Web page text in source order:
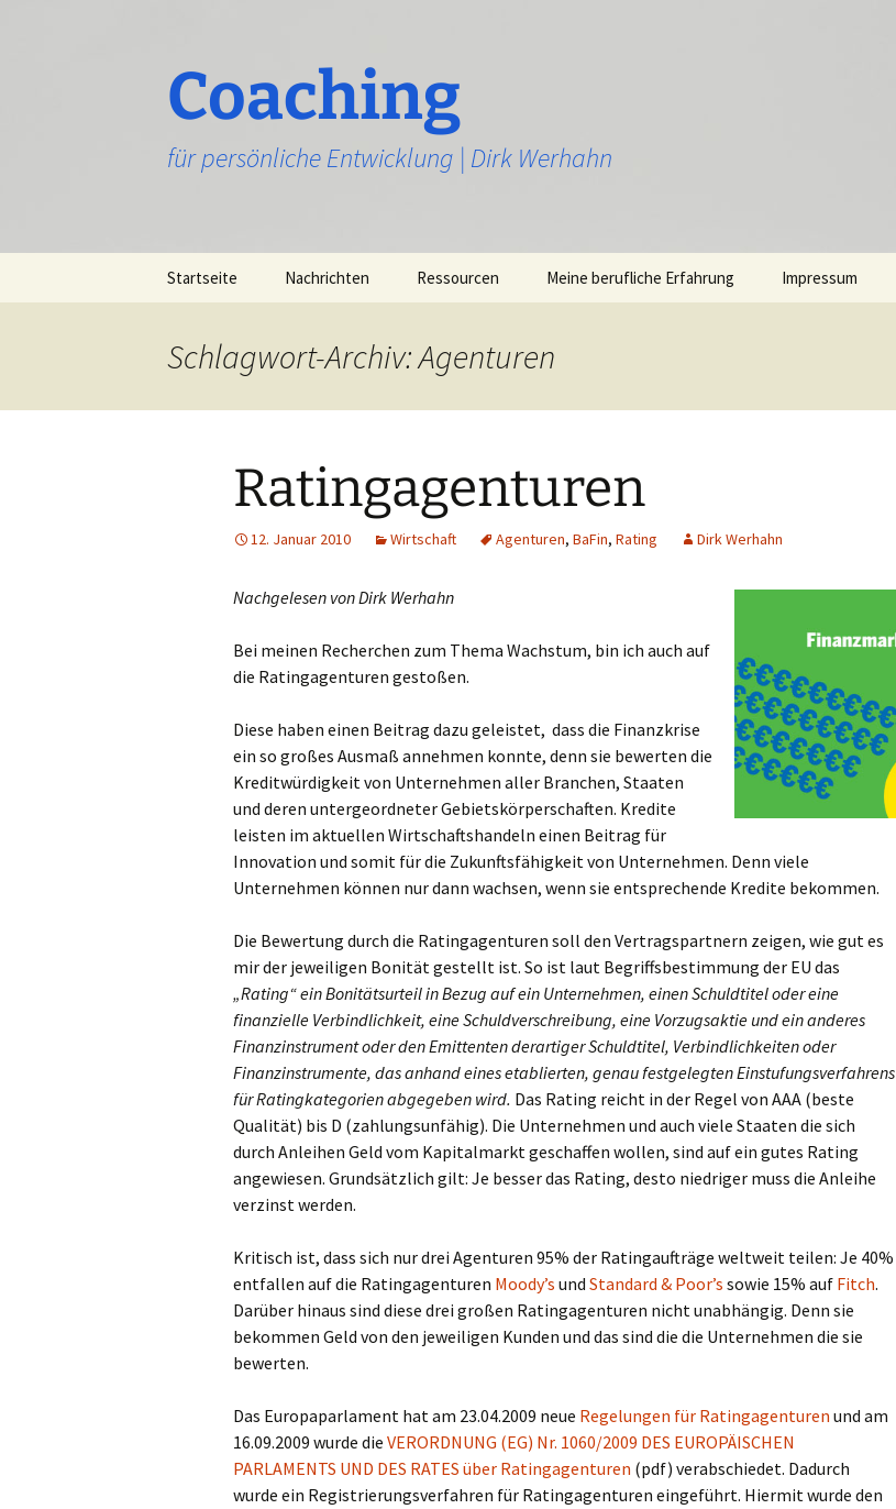
Coaching
für persönliche Entwicklung | Dirk Werhahn
Startseite Nachrichten Ressourcen Meine berufliche Erfahrung Impressum
Schlagwort-Archiv: Agenturen
Ratingagenturen
12. Januar 2010 Wirtschaft Agenturen, BaFin, Rating Dirk Werhahn
Nachgelesen von Dirk Werhahn
Bei meinen Recherchen zum Thema Wachstum, bin ich auch auf
die Ratingagenturen gestoßen.
Diese haben einen Beitrag dazu geleistet, dass die Finanzkrise
ein so großes Ausmaß annehmen konnte, denn sie bewerten die
Kreditwürdigkeit von Unternehmen aller Branchen, Staaten
und deren untergeordneter Gebietskörperschaften. Kredite
leisten im aktuellen Wirtschaftshandeln einen Beitrag für
Innovation und somit für die Zukunftsfähigkeit von Unternehmen. Denn viele
Unternehmen können nur dann wachsen, wenn sie entsprechende Kredite bekommen.
Die Bewertung durch die Ratingagenturen soll den Vertragspartnern zeigen, wie gut es
mir der jeweiligen Bonität gestellt ist. So ist laut Begriffsbestimmung der EU das
„Rating“ ein Bonitätsurteil in Bezug auf ein Unternehmen, einen Schuldtitel oder eine
finanzielle Verbindlichkeit, eine Schuldverschreibung, eine Vorzugsaktie und ein anderes
Finanzinstrument oder den Emittenten derartiger Schuldtitel, Verbindlichkeiten oder
Finanzinstrumente, das anhand eines etablierten, genau festgelegten Einstufungsverfahrens
für Ratingkategorien abgegeben wird. Das Rating reicht in der Regel von AAA (beste
Qualität) bis D (zahlungsunfähig). Die Unternehmen und auch viele Staaten die sich
durch Anleihen Geld vom Kapitalmarkt geschaffen wollen, sind auf ein gutes Rating
angewiesen. Grundsätzlich gilt: Je besser das Rating, desto niedriger muss die Anleihe
verzinst werden.
Kritisch ist, dass sich nur drei Agenturen 95% der Ratingaufträge weltweit teilen: Je 40%
entfallen auf die Ratingagenturen Moody’s und Standard & Poor’s sowie 15% auf Fitch.
Darüber hinaus sind diese drei großen Ratingagenturen nicht unabhängig. Denn sie
bekommen Geld von den jeweiligen Kunden und das sind die die Unternehmen die sie
bewerten.
Das Europaparlament hat am 23.04.2009 neue Regelungen für Ratingagenturen und am
16.09.2009 wurde die VERORDNUNG (EG) Nr. 1060/2009 DES EUROPÄISCHEN
PARLAMENTS UND DES RATES über Ratingagenturen (pdf) verabschiedet. Dadurch
wurde ein Registrierungsverfahren für Ratingagenturen eingeführt. Hiermit wurde den